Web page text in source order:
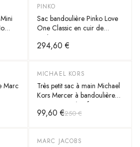
PINKO
Sac bandoulière Pinko Love
One Classic en cuir de
vachette
294,60 €
Marc
-60%
MICHAEL KORS
Très petit sac à main Michael
Kors Mercer à bandoulière
en cuir grainé Safiano
99,60 €250 €
-40%
MARC JACOBS